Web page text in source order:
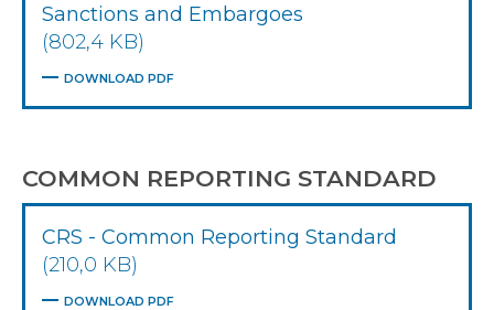
Sanctions and Embargoes
(802,4 KB)
DOWNLOAD PDF
COMMON REPORTING STANDARD
CRS - Common Reporting Standard
(210,0 KB)
DOWNLOAD PDF